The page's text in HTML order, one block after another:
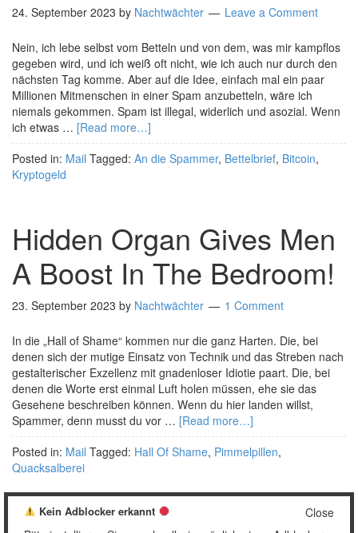
24. September 2023 by Nachtwächter Leave a Comment
Nein, ich lebe selbst vom Betteln und von dem, was mir kampflos
gegeben wird, und ich weiß oft nicht, wie ich auch nur durch den
nächsten Tag komme. Aber auf die Idee, einfach mal ein paar
Millionen Mitmenschen in einer Spam anzubetteln, wäre ich
niemals gekommen. Spam ist illegal, widerlich und asozial. Wenn
ich etwas … [Read more…]
Posted in: Mail Tagged: An die Spammer, Bettelbrief, Bitcoin,
Kryptogeld
Hidden Organ Gives Men
A Boost In The Bedroom!
23. September 2023 by Nachtwächter 1 Comment
In die „Hall of Shame“ kommen nur die ganz Harten. Die, bei
denen sich der mutige Einsatz von Technik und das Streben nach
gestalterischer Exzellenz mit gnadenloser Idiotie paart. Die, bei
denen die Worte erst einmal Luft holen müssen, ehe sie das
Gesehene beschreiben können. Wenn du hier landen willst,
Spammer, denn musst du vor … [Read more…]
Posted in: Mail Tagged: Hall Of Shame, Pimmelpillen,
Quacksalberei
Close
Kein Adblocker erkannt